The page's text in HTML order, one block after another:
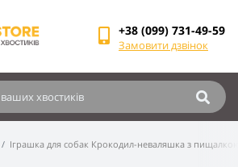
+38 (099) 731-49-59
Замовити дзвінок
Іграшка для собак Крокодил-неваляшка з